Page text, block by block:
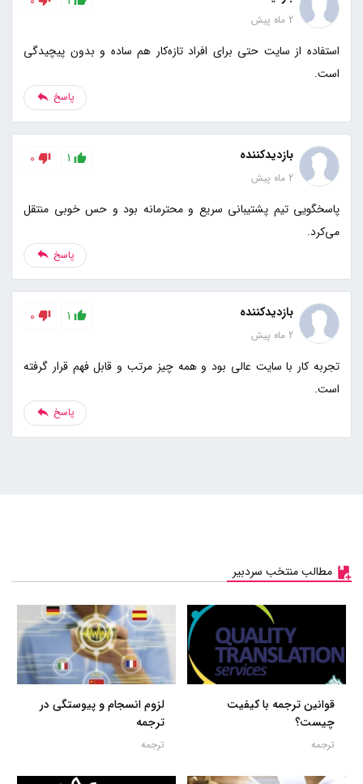
2 ماه پیش
استفاده از سایت حتی برای افراد تازه‌کار هم ساده و بدون پیچیدگی
است.
پاسخ
بازدیدکننده
2 ماه پیش
1
0
پاسخگویی تیم پشتیبانی سریع و محترمانه بود و حس خوبی منتقل
می‌کرد.
پاسخ
بازدیدکننده
2 ماه پیش
1
0
تجربه کار با سایت عالی بود و همه چیز مرتب و قابل فهم قرار گرفته
است.
پاسخ
مطالب منتخب سردبیر
قوانین ترجمه با کیفیت
چیست؟
ترجمه
لزوم انسجام و پیوستگی در
ترجمه
ترجمه